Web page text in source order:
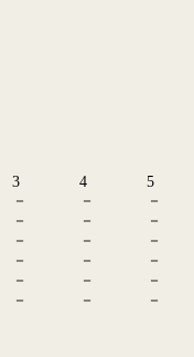
3
－
－
－
－
－
－
4
－
－
－
－
－
－
5
－
－
－
－
－
－